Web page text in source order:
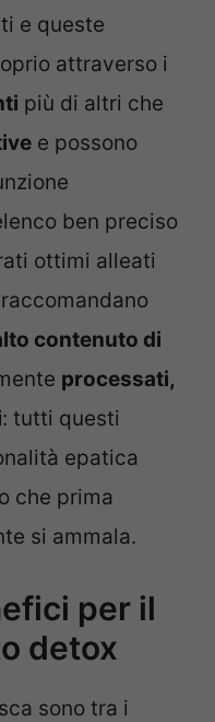
e queste
attraverso i
più di altri che
e possono
ben preciso
ottimi alleati
contenuto di
processati,
: tutti questi
epatica
che prima
si ammala.
per il
detox
sono tra i